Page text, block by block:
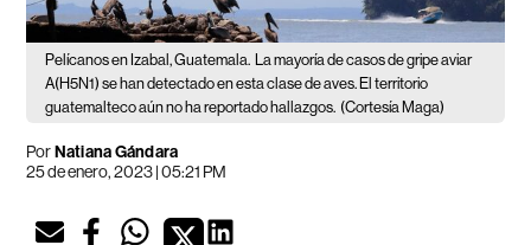
Pelícanos en Izabal, Guatemala. La mayoría de casos de gripe aviar
A(H5N1) se han detectado en esta clase de aves. El territorio
guatemalteco aún no ha reportado hallazgos. (Cortesía Maga)
PorNatiana Gándara
25 de enero, 2023 | 05:21 PM